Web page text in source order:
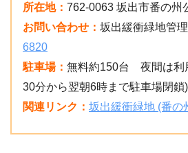
所在地： 762-0063 坂出市番の州
お問い合わせ： 坂出緩衝緑地管
6820
駐車場： 無料約150台 夜間は利
30分から翌朝6時まで駐車場閉鎖)
関連リンク： 坂出緩衝緑地 (番の